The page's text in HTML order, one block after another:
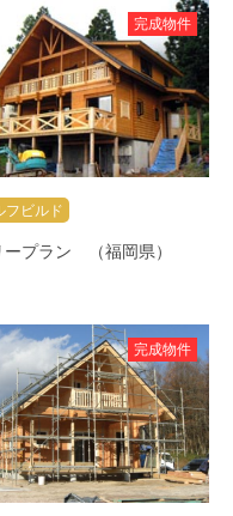
完成物件
フビルド
ープラン （福岡県）
完成物件